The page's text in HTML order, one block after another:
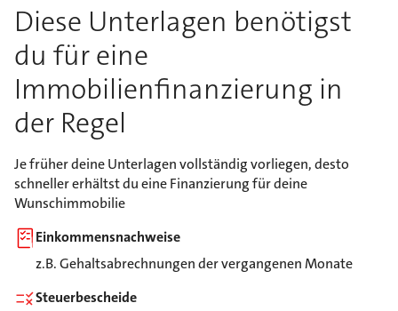
Diese Unterlagen benötigst
du für eine
Immobilienfinanzierung in
der Regel
Je früher deine Unterlagen vollständig vorliegen, desto
schneller erhältst du eine Finanzierung für deine
Wunschimmobilie
Einkommensnachweise
z.B. Gehaltsabrechnungen der vergangenen Monate
Steuerbescheide